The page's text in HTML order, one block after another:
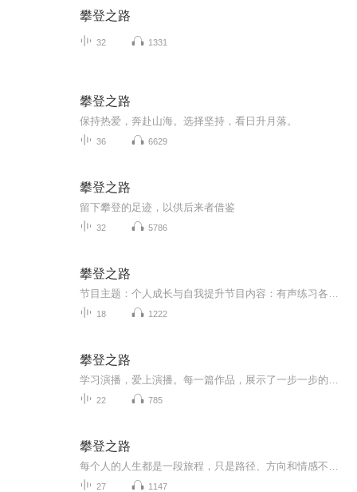
攀登之路
32 1331
攀登之路
保持热爱，奔赴山海。选择坚持，看日升月落。
36 6629
攀登之路
留下攀登的足迹，以供后来者借鉴
32 5786
攀登之路
18 1222
攀登之路
22 785
攀登之路
27 1147